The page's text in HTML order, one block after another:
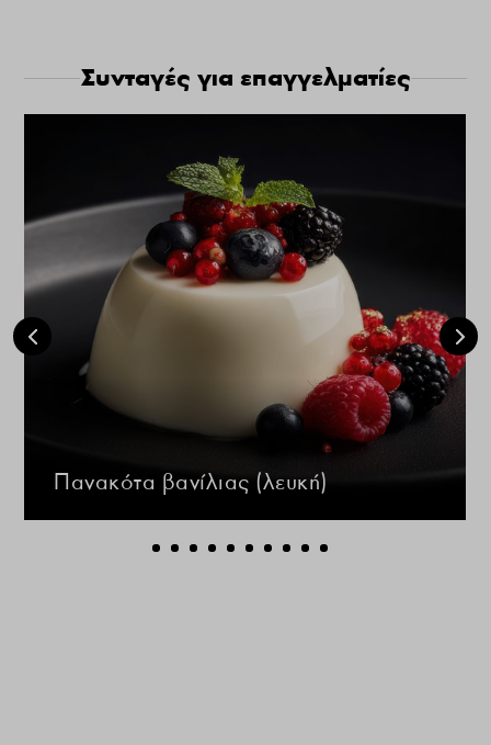
Συνταγές για επαγγελματίες
Πανακότα βανίλιας (λευκή)